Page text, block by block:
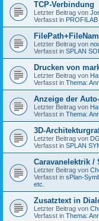
TCP-Verbindung
Letzter Beitrag von
Verfasst in
Letzter Beitrag von
Verfasst in SPLAN
Drucken von
Letzter Beitrag von
Verfasst in Thema:
Anzeige der
Letzter Beitrag von
Verfasst in Thema:
3D-
Letzter Beitrag von
Verfasst in SPLAN
Caravanelektrik /
Letzter Beitrag von
Verfasst in sPlan-
etc.
Zusatztext in
Letzter Beitrag von
Verfasst in Thema: